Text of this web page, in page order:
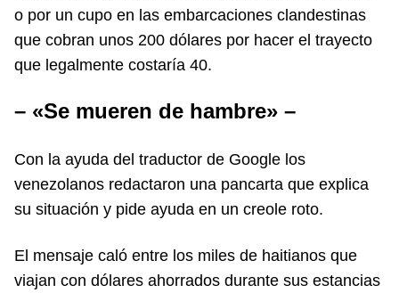
o por un cupo en las embarcaciones clandestinas
que cobran unos 200 dólares por hacer el trayecto
que legalmente costaría 40.
– «Se mueren de hambre» –
Con la ayuda del traductor de Google los
venezolanos redactaron una pancarta que explica
su situación y pide ayuda en un creole roto.
El mensaje caló entre los miles de haitianos que
viajan con dólares ahorrados durante sus estancias